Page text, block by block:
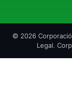
© 2026
Legal.